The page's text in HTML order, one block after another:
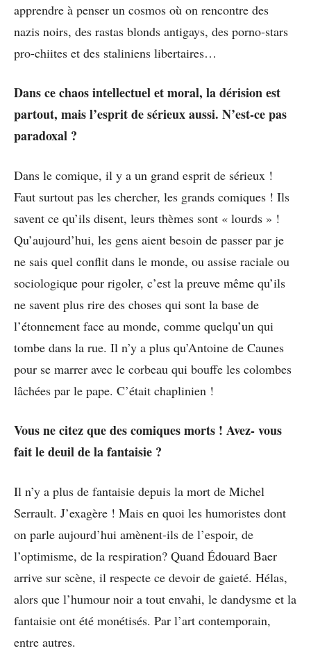
apprendre à penser un cosmos où on rencontre des
nazis noirs, des rastas blonds antigays, des porno-stars
pro-chiites et des staliniens libertaires…
Dans ce chaos intellectuel et moral, la dérision est
partout, mais l’esprit de sérieux aussi. N’est-ce pas
paradoxal ?
Dans le comique, il y a un grand esprit de sérieux !
Faut surtout pas les chercher, les grands comiques ! Ils
savent ce qu’ils disent, leurs thèmes sont « lourds » !
Qu’aujourd’hui, les gens aient besoin de passer par je
ne sais quel conflit dans le monde, ou assise raciale ou
sociologique pour rigoler, c’est la preuve même qu’ils
ne savent plus rire des choses qui sont la base de
l’étonnement face au monde, comme quelqu’un qui
tombe dans la rue. Il n’y a plus qu’Antoine de Caunes
pour se marrer avec le corbeau qui bouffe les colombes
lâchées par le pape. C’était chaplinien !
Vous ne citez que des comiques morts ! Avez- vous
fait le deuil de la fantaisie ?
Il n’y a plus de fantaisie depuis la mort de Michel
Serrault. J’exagère ! Mais en quoi les humoristes dont
on parle aujourd’hui amènent-ils de l’espoir, de
l’optimisme, de la respiration? Quand Édouard Baer
arrive sur scène, il respecte ce devoir de gaieté. Hélas,
alors que l’humour noir a tout envahi, le dandysme et la
fantaisie ont été monétisés. Par l’art contemporain,
entre autres.